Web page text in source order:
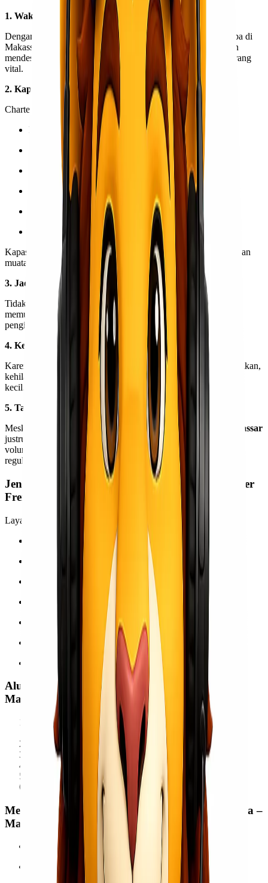
1. Waktu Pengiriman Sangat Cepat
Dengan penerbangan langsung (direct flight), barang dapat tiba di
Makassar dalam hitungan jam. Sangat cocok untuk kebutuhan
mendesak, proyek dengan deadline ketat, atau pengiriman barang
vital.
2. Kapasitas Besar & Fleksibel
Charter freighter mampu mengangkut:
Heavy cargo
Oversize cargo
Mesin industri
Alat proyek & konstruksi
Barang bernilai tinggi
Kapasitas dan jenis pesawat dapat disesuaikan dengan kebutuhan
muatan.
3. Jadwal Bisa Disesuaikan
Tidak perlu menunggu jadwal reguler. Charter freighter
memungkinkan penentuan jadwal terbang sesuai kebutuhan
pengirim, baik siang maupun malam hari.
4. Keamanan Lebih Terjamin
Karena pesawat dikhususkan untuk satu pengirim, risiko kerusakan,
kehilangan, atau tertukar dengan barang lain menjadi jauh lebih
kecil.
5. Tarif Lebih Efisien untuk Volume Besar
Meskipun terlihat eksklusif,charter freighter Jakarta – Makassar
justru menjadi solusi paling ekonomis untuk pengiriman dengan
volume besar atau kebutuhan urgent dibandingkan pengiriman
reguler bertahap.
Jenis Barang yang Cocok Dikirim dengan Charter
Freighter
Layanan ini sangat ideal untuk pengiriman seperti:
Alat berat & mesin industri
Material proyek skala besar
Sparepart pabrik & pertambangan
Barang event & pameran
Logistik migas & energi
Barang medis & farmasi urgent
Barang bernilai tinggi
Alur Pengiriman Charter Freighter Jakarta –
Makassar
Konsultasi kebutuhan (jenis barang, berat, dimensi,
deadline)
Penentuan jenis pesawat
sesuai kapasitas
Penawaran harga & jadwal terbang
Proses loading di bandara Jakarta
Penerbangan langsung ke Makassar
Unloading & serah terima barang
Mengapa Memilih Charter Freighter Rute Jakarta –
Makassar?
Pengiriman super cepat
Kapasitas besar & fleksibel